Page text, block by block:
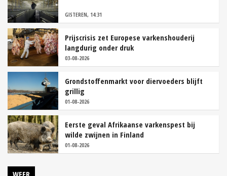
GISTEREN, 14:31
Prijscrisis zet Europese varkenshouderij
langdurig onder druk
03-08-2026
Grondstoffenmarkt voor diervoeders blijft
grillig
01-08-2026
Eerste geval Afrikaanse varkenspest bij
wilde zwijnen in Finland
01-08-2026